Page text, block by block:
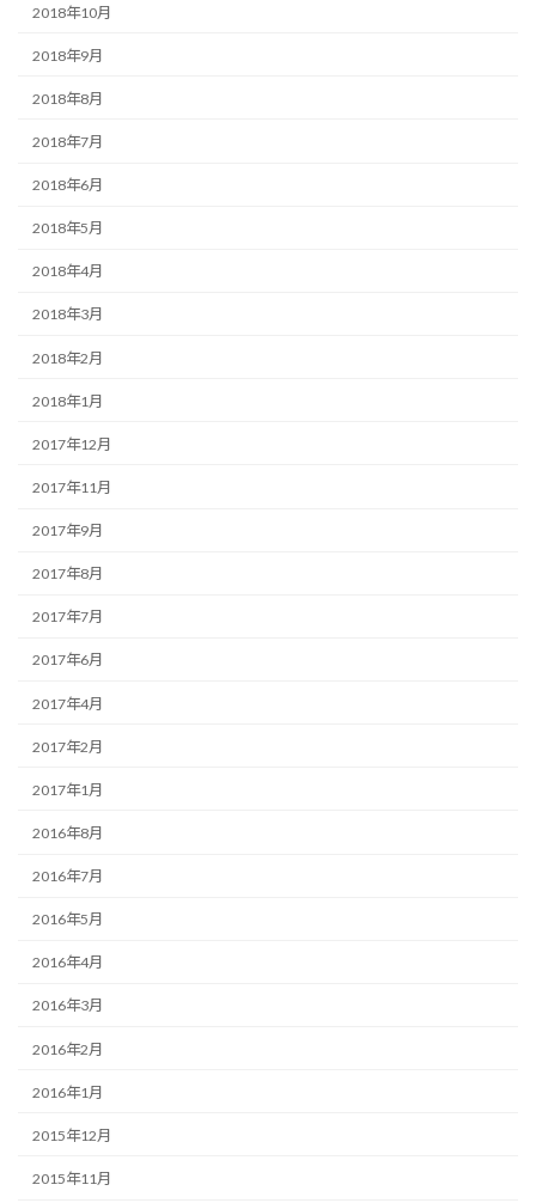
2018年10月
2018年9月
2018年8月
2018年7月
2018年6月
2018年5月
2018年4月
2018年3月
2018年2月
2018年1月
2017年12月
2017年11月
2017年9月
2017年8月
2017年7月
2017年6月
2017年4月
2017年2月
2017年1月
2016年8月
2016年7月
2016年5月
2016年4月
2016年3月
2016年2月
2016年1月
2015年12月
2015年11月